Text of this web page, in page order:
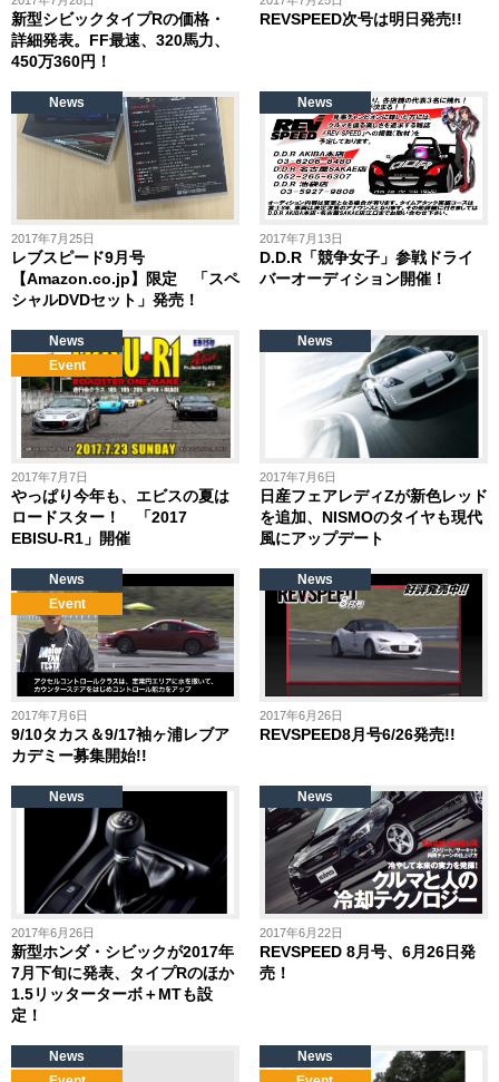
新型シビックタイプRの価格・
詳細発表。FF最速、320馬力、
450万360円！
REVSPEED次号は明日発売!!
2017年7月25日
レブスピード9月号
【Amazon.co.jp】限定 「スペ
シャルDVDセット」発売！
News
2017年7月13日
D.D.R「競争女子」参戦ドライ
バーオーディション開催！
News
2017年7月7日
やっぱり今年も、エビスの夏は
ロードスター！ 「2017
EBISU-R1」開催
News
Event
2017年7月6日
日産フェアレディZが新色レッド
を追加、NISMOのタイヤも現代
風にアップデート
News
2017年7月6日
9/10タカス＆9/17袖ヶ浦レブア
カデミー募集開始!!
News
Event
2017年6月26日
REVSPEED8月号6/26発売!!
News
2017年6月26日
新型ホンダ・シビックが2017年
7月下旬に発表、タイプRのほか
1.5リッターターボ＋MTも設
定！
News
2017年6月22日
REVSPEED 8月号、6月26日発
売！
News
News
News